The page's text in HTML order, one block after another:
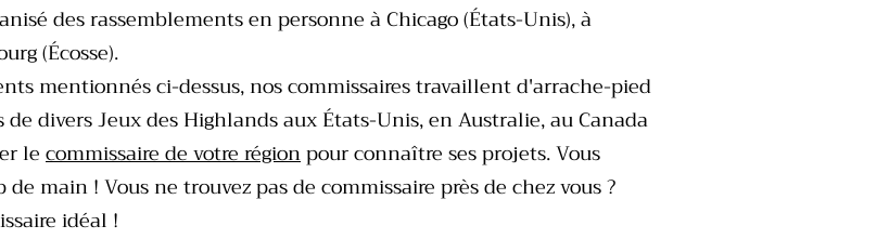
des rassemblements en personne à Chicago (États-Unis), à
(Écosse).
mentionnés ci-dessus, nos commissaires travaillent d'arrache-pied
divers Jeux des Highlands aux États-Unis, en Australie, au Canada
lecommissaire de votre régionpour connaître ses projets. Vous
main ! Vous ne trouvez pas de commissaire près de chez vous ?
idéal !